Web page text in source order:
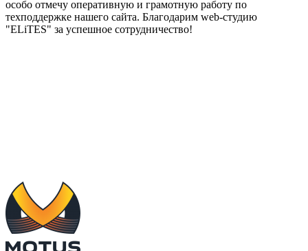
особо отмечу оперативную и грамотную работу по
техподдержке нашего сайта. Благодарим web-студию
"ELiTES" за успешное сотрудничество!